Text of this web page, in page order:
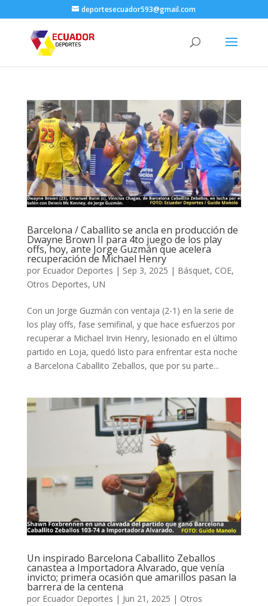
deportesecuador593@gmail.com
Barcelona / Caballito se ancla en producción de
Dwayne Brown II para 4to juego de los play
offs, hoy, ante Jorge Guzmán que acelera
recuperación de Michael Henry
por Ecuador Deportes | Sep 3, 2025 | Básquet, COE,
Otros Deportes, UN
Con un Jorge Guzmán con ventaja (2-1) en la serie de
los play offs, fase semifinal, y que hace esfuerzos por
recuperar a Michael Irvin Henry, lesionado en el último
partido en Loja, quedó listo para enfrentar esta noche
a Barcelona Caballito Zeballos, que por su parte...
Un inspirado Barcelona Caballito Zeballos
canastea a Importadora Alvarado, que venía
invicto; primera ocasión que amarillos pasan la
barrera de la centena
por Ecuador Deportes | Jun 21, 2025 | Otros